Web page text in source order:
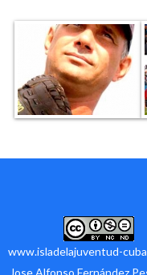
www.isladelajuventud-
Jose Alfonso Fernández